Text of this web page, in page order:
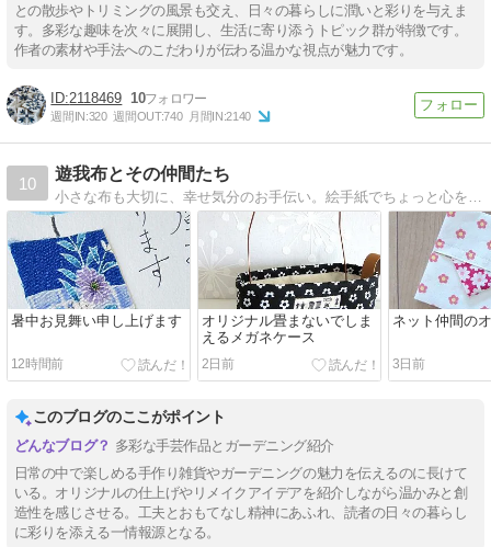
との散歩やトリミングの風景も交え、日々の暮らしに潤いと彩りを与えま
す。多彩な趣味を次々に展開し、生活に寄り添うトピック群が特徴です。
作者の素材や手法へのこだわりが伝わる温かな視点が魅力です。
2118469 10
週間IN:320 週間OUT:740 月間IN:2140
10
遊我布とその仲間たち
暑中お見舞い申し上げます
12時間前
オリジナル畳まないでしま
えるメガネケース
2日前
ネット仲間の
3日前
このブログのここがポイント
多彩な手芸作品とガーデニング紹介
日常の中で楽しめる手作り雑貨やガーデニングの魅力を伝えるのに長けて
いる。オリジナルの仕上げやリメイクアイデアを紹介しながら温かみと創
造性を感じさせる。工夫とおもてなし精神にあふれ、読者の日々の暮らし
に彩りを添える一情報源となる。